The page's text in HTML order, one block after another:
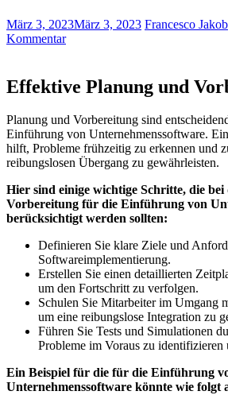
März 3, 2023März 3, 2023 Francesco Jakob
Kommentar
Effektive Planung‌ und
Planung ‍und ⁤Vorbereitung ​sind⁤
Einführung ‌von​ Unternehmenssoftware.
hilft, Probleme frühzeitig zu erkennen ⁢und
‍reibungslosen Übergang zu⁤ gewährleisten.
Hier sind einige wichtige Schritte, die
Vorbereitung für die ‌Einführung⁢ von
berücksichtigt werden sollten:
Definieren⁣ Sie‍ klare Ziele und
Softwareimplementierung.
Erstellen Sie⁤ einen detaillierten
um den Fortschritt⁣ zu ⁣verfolgen.
Schulen​ Sie Mitarbeiter im ⁣Umgang
um eine reibungslose Integration ​zu⁤
Führen Sie Tests und‍ Simulationen
Probleme im​ Voraus zu identifizieren
Ein Beispiel für die ‌für die Einführung
Unternehmenssoftware könnte ‍wie folgt